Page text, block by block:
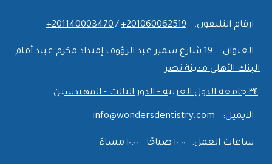
ارقام التليفون: ‎+201140003470/ ‎+201060062519
العنوان:
19 شارع سمير عبد الرؤوف إمتداد مكرم عبيد أمام
البنك الأهلي مدينة نصر
٣٤ جامعة الدول العربية - الدور الثالث - المهندسين
الايميل: info@wondersdentistry.com
ساعات العمل: ١٠:٠٠ صباحًا - ١٠:٠٠ مساءً